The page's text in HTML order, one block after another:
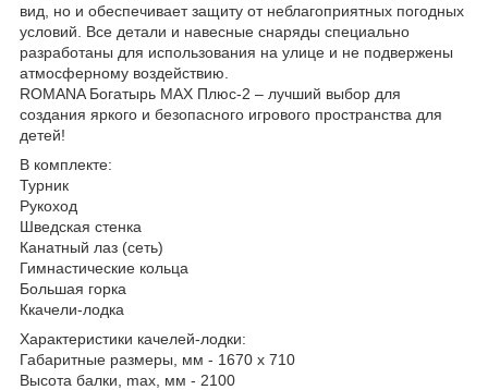
вид, но и обеспечивает защиту от неблагоприятных погодных
условий. Все детали и навесные снаряды специально
разработаны для использования на улице и не подвержены
атмосферному воздействию.
ROMANA Богатырь MAX Плюс-2 – лучший выбор для
создания яркого и безопасного игрового пространства для
детей!
В комплекте:
Турник
Рукоход
Шведская стенка
Канатный лаз (сеть)
Гимнастические кольца
Большая горка
Ккачели-лодка
Характеристики качелей-лодки:
Габаритные размеры, мм - 1670 x 710
Высота балки, max, мм - 2100